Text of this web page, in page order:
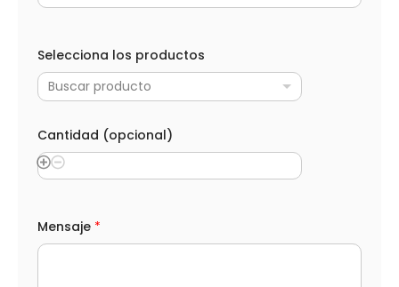
Selecciona los productos
Buscar producto
Cantidad (opcional)
Mensaje *